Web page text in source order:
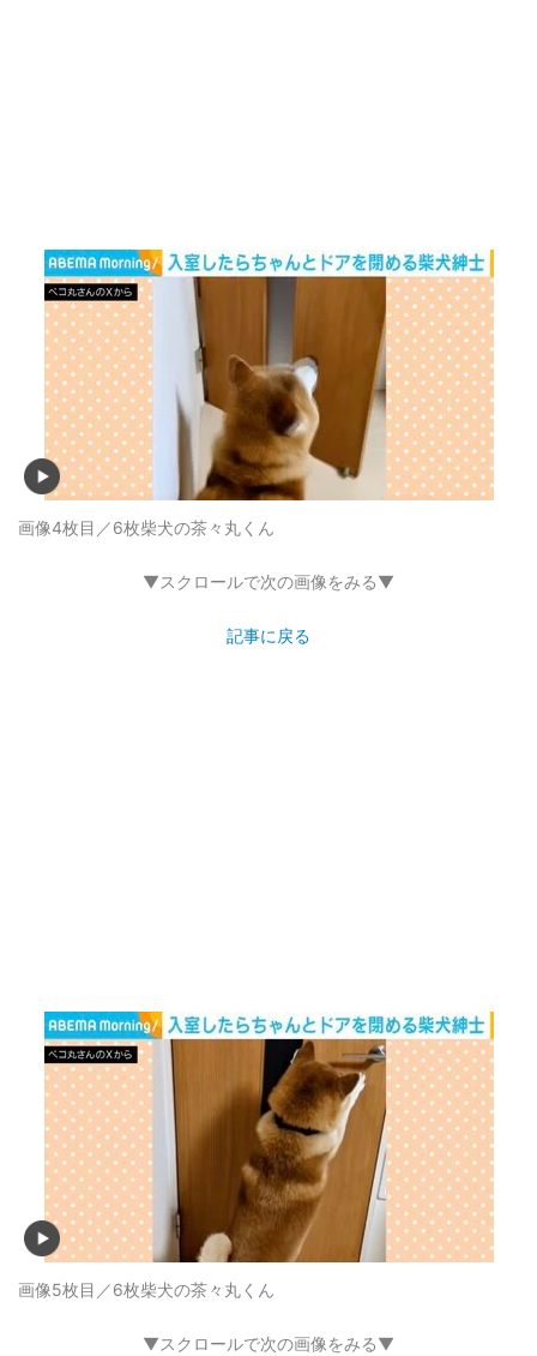
画像4枚目／6枚柴犬の茶々丸くん
▼スクロールで次の画像をみる▼
記事に戻る
画像5枚目／6枚柴犬の茶々丸くん
▼スクロールで次の画像をみる▼